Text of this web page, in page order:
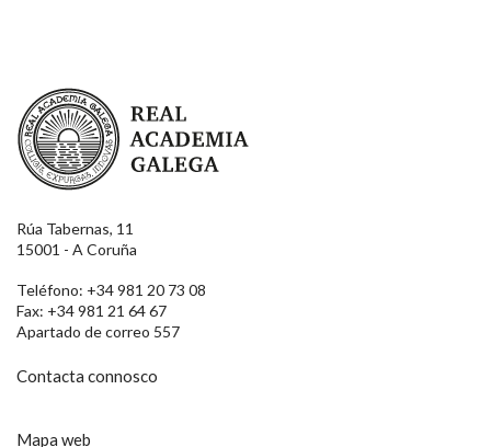
Real Academia Galega
Rúa Tabernas, 11
15001 - A Coruña
Teléfono: +34 981 20 73 08
Fax: +34 981 21 64 67
Apartado de correo 557
Contacta connosco
Mapa web